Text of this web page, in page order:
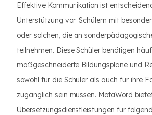
Effektive Kommunikation ist
Unterstützung von Schülern mit
oder solchen, die an
teilnehmen. Diese Schüler benötigen
maßgeschneiderte Bildungspläne und
sowohl für die Schüler als auch für ihre
zugänglich sein müssen. MotaWord
Übersetzungsdienstleistungen für